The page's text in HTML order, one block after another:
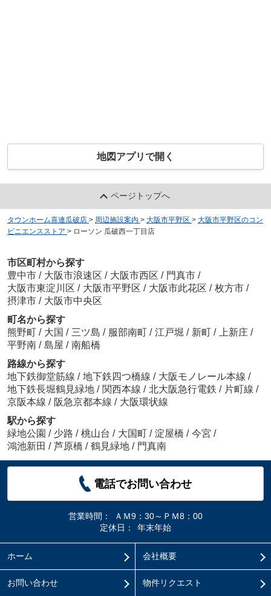
地図アプリで開く
ページトップへ
タウンホーム喜連瓜破店 > 周辺施設案内 > 大阪市平野区 > 大阪市平野区のコン
ビニエンスストア > ローソン 瓜破西一丁目店
市区町村から探す
豊中市 / 大阪市浪速区 / 大阪市西区 / 門真市 /
大阪市東淀川区 / 大阪市平野区 / 大阪市此花区 / 枚方市 /
摂津市 / 大阪市中央区
町名から探す
熊野町 / 大国 / 三ツ島 / 服部南町 / 江戸堀 / 新町 / 上新庄 /
平野南 / 島屋 / 南船橋
路線から探す
地下鉄御堂筋線 / 地下鉄四つ橋線 / 大阪モノレール本線 /
地下鉄長堀鶴見緑地 / 関西本線 / 北大阪急行電鉄 / 片町線 /
京阪本線 / 阪急京都本線 / 大阪環状線
駅から探す
緑地公園 / 少路 / 桃山台 / 大国町 / 淀屋橋 / 今宮 /
鴻池新田 / 芦原橋 / 鶴見緑地 / 門真南
電話でお問い合わせ
営業時間：
ＡＭ9：30～ＰＭ8：00
定休日：
年末年始
ホーム 会社概要
お問い合わせ 物件リクエスト